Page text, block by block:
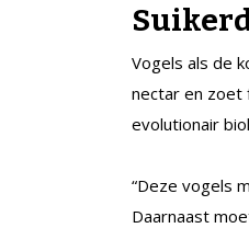
Vogels als de
nectar en zoet
evolutionair
“Deze vogels
Daarnaast